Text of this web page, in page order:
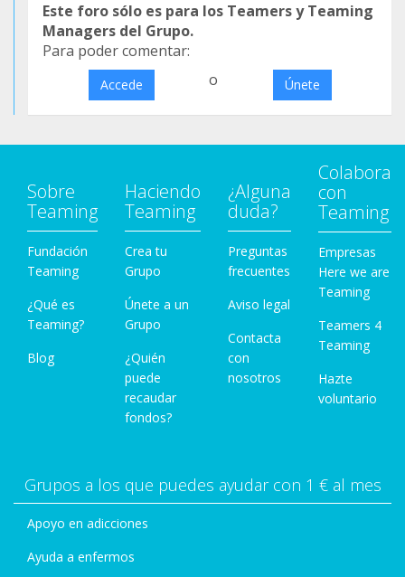
Este foro sólo es para los Teamers y Teaming
Managers del Grupo.
Para poder comentar:
Accede o Únete
Sobre
Teaming
Fundación
Teaming
¿Qué es
Teaming?
Blog
Haciendo
Teaming
Crea tu
Grupo
Únete a un
Grupo
¿Quién
puede
recaudar
fondos?
¿Alguna
duda?
Preguntas
frecuentes
Aviso legal
Contacta
con
nosotros
Colabora
con
Teaming
Empresas
Here we are
Teaming
Teamers 4
Teaming
Hazte
voluntario
Grupos a los que puedes ayudar con 1 € al mes
Apoyo en adicciones
Ayuda a enfermos